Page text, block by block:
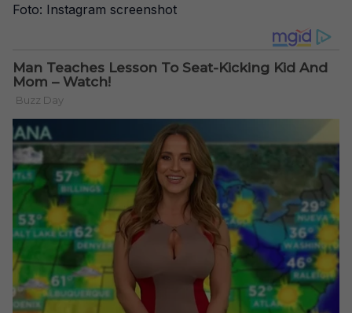
Foto: Instagram screenshot